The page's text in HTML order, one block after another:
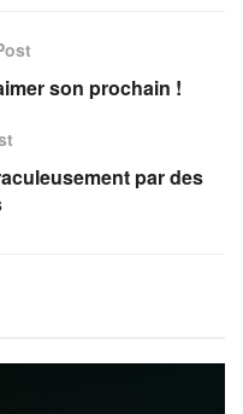
son prochain !
par des